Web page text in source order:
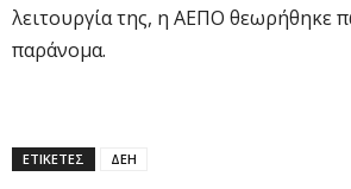
λειτουργία της, η ΑΕΠΟ θεωρήθηκε
παράνομα.
ΕΤΙΚΕΤΕΣ ΔΕΗ